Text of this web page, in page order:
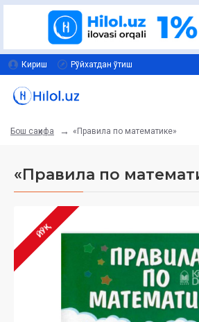
Кириш Рўйхатдан ўтиш
Бош саҳифа «Правила по математике»
«Правила по
ЙЎҚ